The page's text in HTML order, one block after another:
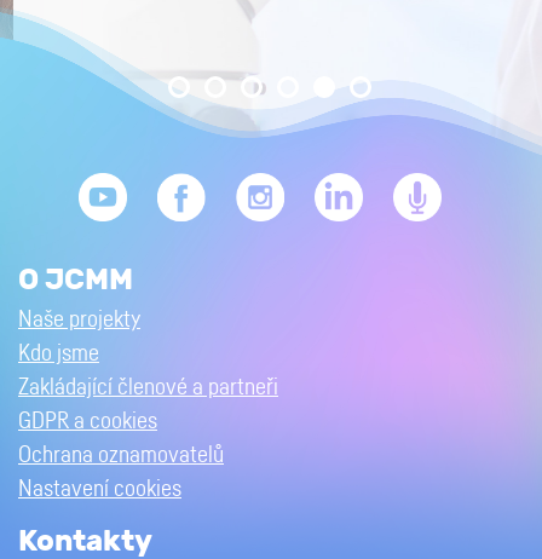
O JCMM
Naše projekty
Kdo jsme
Zakládající členové a partneři
GDPR a cookies
Ochrana oznamovatelů
Nastavení cookies
Kontakty